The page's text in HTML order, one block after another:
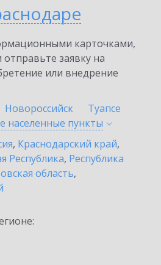
карточками,
заявку на
или внедрение
Новороссийск
Туапсе
населенные пункты
, Краснодарский край,
Республика, Республика
область,